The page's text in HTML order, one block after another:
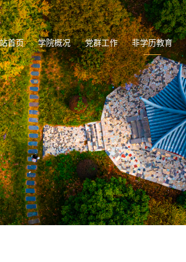
首页 学院概况 党群工作 非学历教育